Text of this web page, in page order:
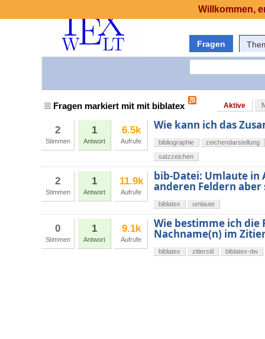
Fragen
Fragen markiert mit mit biblatex Aktive
2
Stimmen
1
Antwort
6.5k
Aufrufe
Wie kann ich das
bibliographie
zeichendarstellung
satzzeichen
2
Stimmen
1
Antwort
11.9k
Aufrufe
bib-Datei: Umlaute
anderen Feldern aber
biblatex umlaute
0
Stimmen
1
Antwort
9.1k
Aufrufe
Wie bestimme ich die
Nachname(n) im
biblatex zitierstil biblatex-dw
Willkommen,